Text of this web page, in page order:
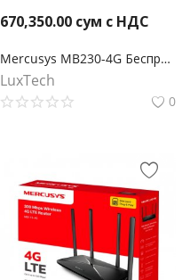
670,350.00 сум с НДС
Mercusys MB230-4G Беспроводной двухдиапазонный гигабитный маршрутизатор 4G+ Cat6 AC1200
LuxTech
0